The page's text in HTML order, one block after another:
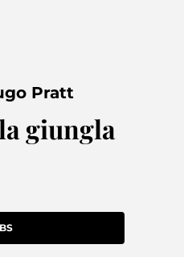
Pratt
giungla